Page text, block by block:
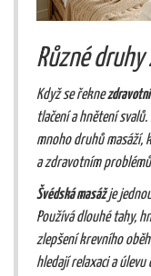
Různé
Když se řekne
tlačení a hnětení
mnoho druhů masáží,
a zdravotním
Švédská masážje
Používá dlouhé tahy,
zlepšení krevního
hledají relaxaci a úlevu